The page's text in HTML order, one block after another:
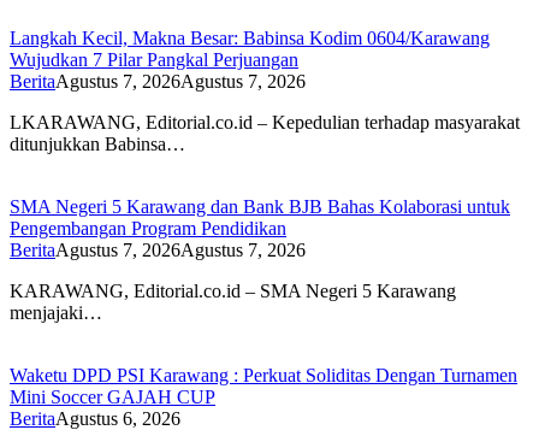
Langkah Kecil, Makna Besar: Babinsa Kodim 0604/Karawang
Wujudkan 7 Pilar Pangkal Perjuangan
BeritaAgustus 7, 2026Agustus 7, 2026
LKARAWANG, Editorial.co.id – Kepedulian terhadap masyarakat
ditunjukkan Babinsa…
SMA Negeri 5 Karawang dan Bank BJB Bahas Kolaborasi untuk
Pengembangan Program Pendidikan
BeritaAgustus 7, 2026Agustus 7, 2026
KARAWANG, Editorial.co.id – SMA Negeri 5 Karawang
menjajaki…
Waketu DPD PSI Karawang : Perkuat Soliditas Dengan Turnamen
Mini Soccer GAJAH CUP
BeritaAgustus 6, 2026